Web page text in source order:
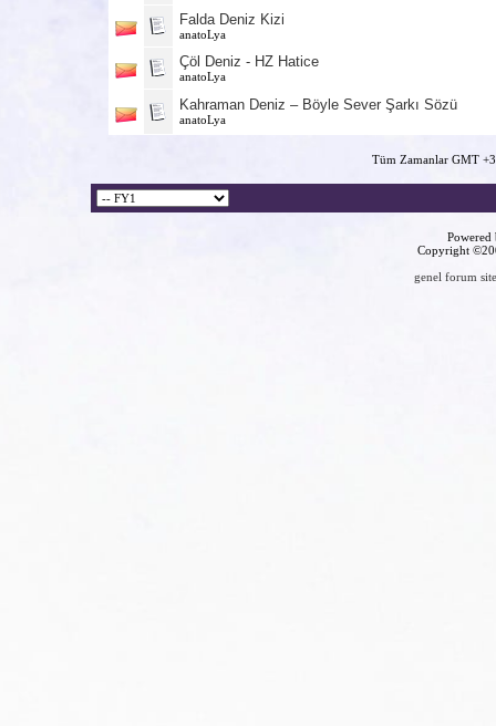
Falda Deniz Kizi
anatoLya
Çöl Deniz - HZ Hatice
anatoLya
Kahraman Deniz – Böyle Sever Şarkı Sözü
anatoLya
Tüm Zamanlar GMT
Copyright
genel forum